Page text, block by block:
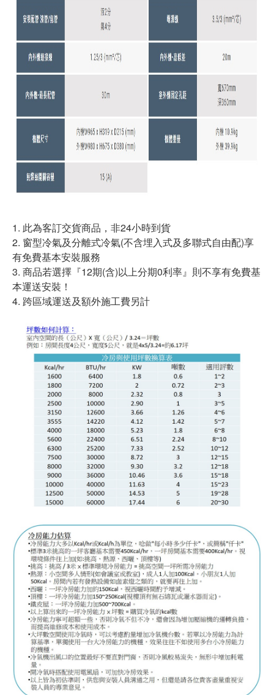
1. 此為客訂交貨商品，非24小時到貨
2. 窗型冷氣及分離式冷氣(不含埋入式及多聯式自由配)享
有免費基本安裝服務
3. 商品若選擇『12期(含)以上分期0利率』則不享有免費基
本運送安裝！
4. 跨區域運送及額外施工費另計